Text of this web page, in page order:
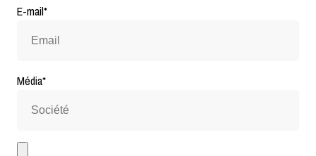
E-mail*
Média*